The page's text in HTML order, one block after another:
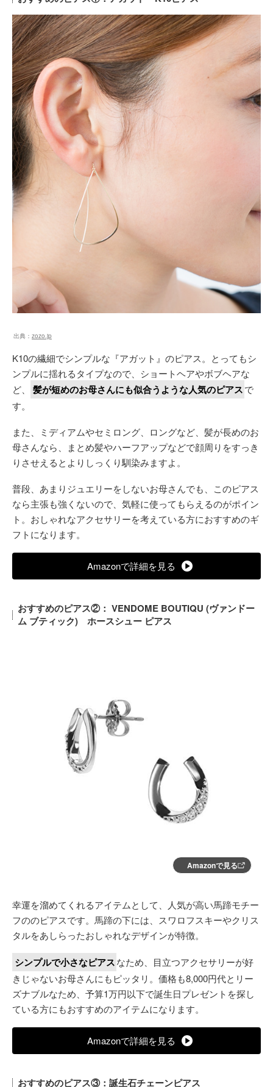
出典： zozo.jp
K10の繊細でシンプルな『アガット』のピアス。とってもシ
ンプルに揺れるタイプなので、ショートヘアやボブヘアな
ど、
髪が短めのお母さんにも似合うような人気のピアスで
す。
また、ミディアムやセミロング、ロングなど、髪が長めのお
母さんなら、まとめ髪やハーフアップなどで顔周りをすっき
りさせえるとよりしっくり馴染みますよ。
普段、あまりジュエリーをしないお母さんでも、このピアス
なら主張も強くないので、気軽に使ってもらえるのがポイン
ト。おしゃれなアクセサリーを考えている方におすすめのギ
フトになります。
Amazonで詳細を見る
おすすめのピアス②： VENDOME BOUTIQU (ヴァンドー
ム ブティック) ホースシュー ピアス
Amazonで見る
幸運を溜めてくれるアイテムとして、人気が高い馬蹄モチー
フののピアスです。馬蹄の下には、スワロフスキーやクリス
タルをあしらったおしゃれなデザインが特徴。
シンプルで小さなピアスなため、目立つアクセサリーが好
きじゃないお母さんにもピッタリ。価格も8,000円代とリー
ズナブルなため、予算1万円以下で誕生日プレゼントを探し
ている方にもおすすめのアイテムになります。
Amazonで詳細を見る
おすすめのピアス③：誕生石チェーンピアス